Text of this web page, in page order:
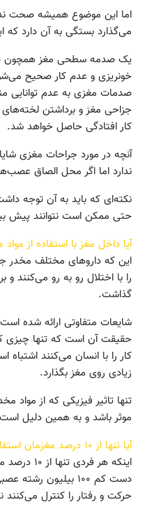
اما این موضوع همیشه صحت
می‌گذارد بستگی به آن دارد که
یک صدمه سطحی مغز همچون
خونریزی و عدم کار صحیح
صدمات مغزی به عدم توانایی
جزاحی مغز و برداشتن لخته‌های
کار افتادگی حاصل خواهد شد.
آنچه در مورد جراحات مغزی
ندارد اما اگر محل الصاق
نکته‌ای که باید به آن توجه
حتی ممکن است نتوانند پیش
آیا داخل مغز با استفاده از
این‌ که داروهای مختلف مخدر
را با اختلال رو به رو می‌کنند
گذاشت.
شایعات متفاوتی ارائه شده
حقیقت آن است که تنها چیزی
کار را با انسان می‌کنند
زیادی روی مغز بگذارد.
تنها تاثیر فیزیکی که از مواد
موثر باشد و به همین دلیل
آیا تنها از ۱۰ درصد مغزمان استفاده می‌کنیم؟
اینکه
دست کم ۱۰۰
حرکت و رفتار را کنترل